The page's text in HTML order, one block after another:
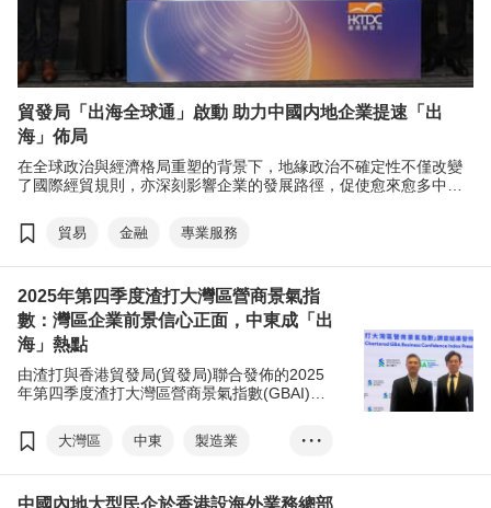
貿發局「出海全球通」啟動 助力中國内地企業提速「出
海」佈局
在全球政治與經濟格局重塑的背景下，地緣政治不確定性不僅改變
了國際經貿規則，亦深刻影響企業的發展路徑，促使愈來愈多中國
辦事處的資源，持續強化旗下服務，支援中國内地企業「出海」。
最近，「出海全球通」啟動儀式於香港貿發局中小企服務中心舉
貿易 金融 專業服務
2025年第四季度渣打大灣區營商景氣指
數：灣區企業前景信心正面，中東成「出
海」熱點
由渣打與香港貿發局(貿發局)聯合發佈的2025
年第四季度渣打大灣區營商景氣指數(GBAI)顯
落至50.3；「預期」指數下降 至 51，主要受
投資、融資及產能利用等前景轉趨審慎所拖
大灣區 中東
製造業
專業服務
• • •